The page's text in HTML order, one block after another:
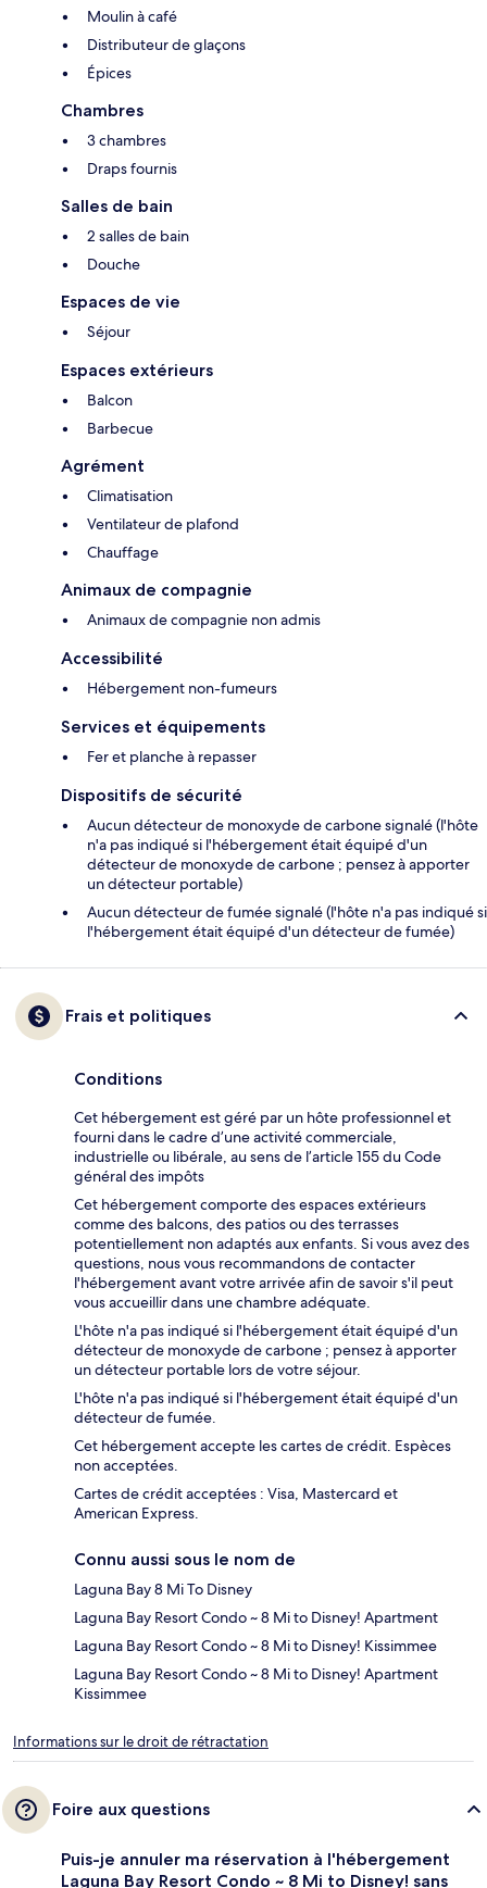
Moulin à café
Distributeur de glaçons
Épices
Chambres
3 chambres
Draps fournis
Salles de bain
2 salles de bain
Douche
Espaces de vie
Séjour
Espaces extérieurs
Balcon
Barbecue
Agrément
Climatisation
Ventilateur de plafond
Chauffage
Animaux de compagnie
Animaux de compagnie non admis
Accessibilité
Hébergement non-fumeurs
Services et équipements
Fer et planche à repasser
Dispositifs de sécurité
Aucun détecteur de monoxyde de carbone signalé (l'hôte
n'a pas indiqué si l'hébergement était équipé d'un
détecteur de monoxyde de carbone ; pensez à apporter
un détecteur portable)
Aucun détecteur de fumée signalé (l'hôte n'a pas indiqué si
l'hébergement était équipé d'un détecteur de fumée)
Frais et politiques
Conditions
Cet hébergement est géré par un hôte professionnel et
fourni dans le cadre d’une activité commerciale,
industrielle ou libérale, au sens de l’article 155 du Code
général des impôts
Cet hébergement comporte des espaces extérieurs
comme des balcons, des patios ou des terrasses
potentiellement non adaptés aux enfants. Si vous avez des
questions, nous vous recommandons de contacter
l'hébergement avant votre arrivée afin de savoir s'il peut
vous accueillir dans une chambre adéquate.
L'hôte n'a pas indiqué si l'hébergement était équipé d'un
détecteur de monoxyde de carbone ; pensez à apporter
un détecteur portable lors de votre séjour.
L'hôte n'a pas indiqué si l'hébergement était équipé d'un
détecteur de fumée.
Cet hébergement accepte les cartes de crédit. Espèces
non acceptées.
Cartes de crédit acceptées : Visa, Mastercard et
American Express.
Connu aussi sous le nom de
Laguna Bay 8 Mi To Disney
Laguna Bay Resort Condo ~ 8 Mi to Disney! Apartment
Laguna Bay Resort Condo ~ 8 Mi to Disney! Kissimmee
Laguna Bay Resort Condo ~ 8 Mi to Disney! Apartment
Kissimmee
Informations sur le droit de rétractation
Foire aux questions
Puis-je annuler ma réservation à l'hébergement
Laguna Bay Resort Condo ~ 8 Mi to Disney! sans